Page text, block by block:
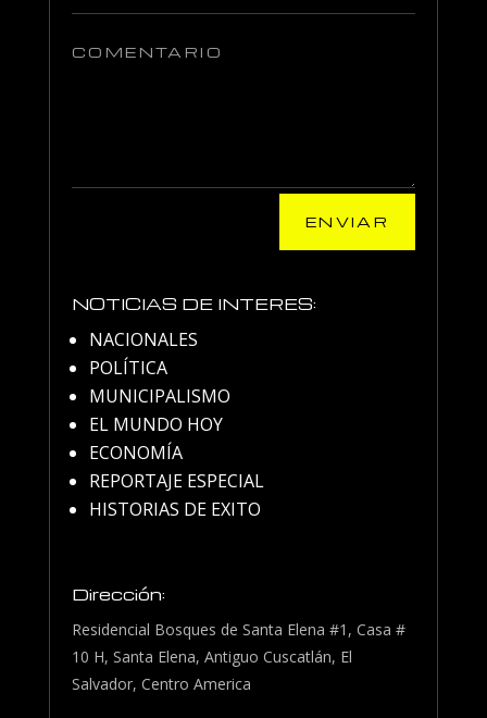
ENVIAR
NOTICIAS DE INTERES:
NACIONALES
POLÍTICA
MUNICIPALISMO
EL MUNDO HOY
ECONOMÍA
REPORTAJE ESPECIAL
HISTORIAS DE EXITO
Dirección:
Residencial Bosques de Santa Elena #1, Casa #
10 H, Santa Elena, Antiguo Cuscatlán, El
Salvador, Centro America